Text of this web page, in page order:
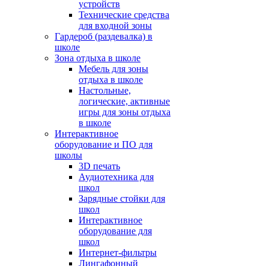
устройств
Технические средства
для входной зоны
Гардероб (раздевалка) в
школе
Зона отдыха в школе
Мебель для зоны
отдыха в школе
Настольные,
логические, активные
игры для зоны отдыха
в школе
Интерактивное
оборудование и ПО для
школы
3D печать
Аудиотехника для
школ
Зарядные стойки для
школ
Интерактивное
оборудование для
школ
Интернет-фильтры
Лингафонный